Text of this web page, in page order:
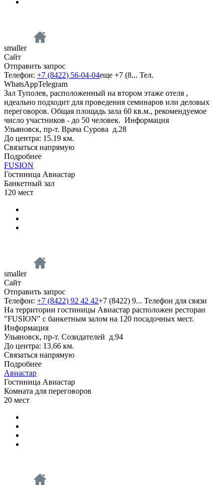
smaller
Сайт
Отправить запрос
Телефон: +7 (8422) 56-04-04еще +7 (8... Тел.
WhatsAppTelegram
Зал Туполев, расположенный на втором этаже отеля ,
идеально подходит для проведения семинаров или деловых
переговоров. Общая площадь зала 60 кв.м., рекомендуемое
число участников - до 50 человек. Информация
Ульяновск, пр-т. Врача Сурова д.28
До центра: 15.19 км.
Связаться напрямую
Подробнее
FUSION
Гостиница Авиастар
Банкетный зал
120 мест
smaller
Сайт
Отправить запрос
Телефон: +7 (8422) 92 42 42+7 (8422) 9... Телефон для связи
На территории гостиницы Авиастар расположен ресторан
"FUSION" с банкетным залом на 120 посадочных мест.
Информация
Ульяновск, пр-т. Созидателей д.94
До центра: 13.66 км.
Связаться напрямую
Подробнее
Авиастар
Гостиница Авиастар
Комната для переговоров
20 мест